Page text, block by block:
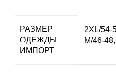
РАЗМЕР
ОДЕЖДЫ
ИМПОРТ
2XL/54-
M/46-48,